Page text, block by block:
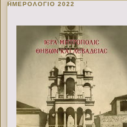
ΗΜΕΡΟΛΟΓΙΟ 2022